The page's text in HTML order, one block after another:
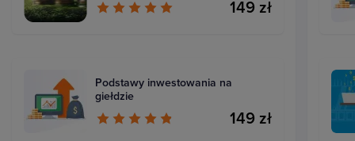
149 zł
Podstawy inwestowania na
giełdzie
149 zł